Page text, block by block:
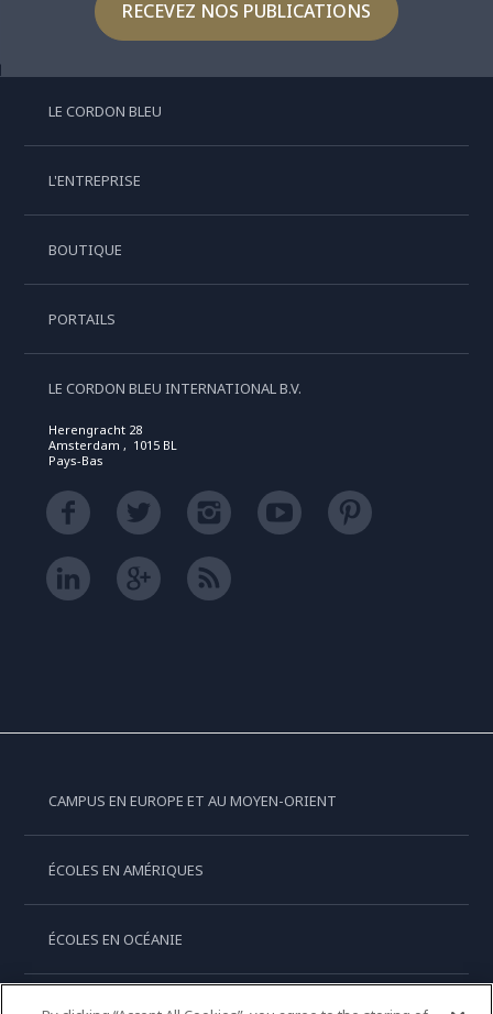
RECEVEZ NOS PUBLICATIONS
LE CORDON BLEU
L'ENTREPRISE
BOUTIQUE
PORTAILS
LE CORDON BLEU INTERNATIONAL B.V.
Herengracht 28
Amsterdam , 1015 BL
Pays-Bas
CAMPUS EN EUROPE ET AU MOYEN-ORIENT
ÉCOLES EN AMÉRIQUES
ÉCOLES EN OCÉANIE
ÉCOLES EN ASIE